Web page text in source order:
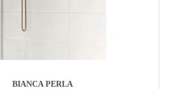
BIANCA PERLA